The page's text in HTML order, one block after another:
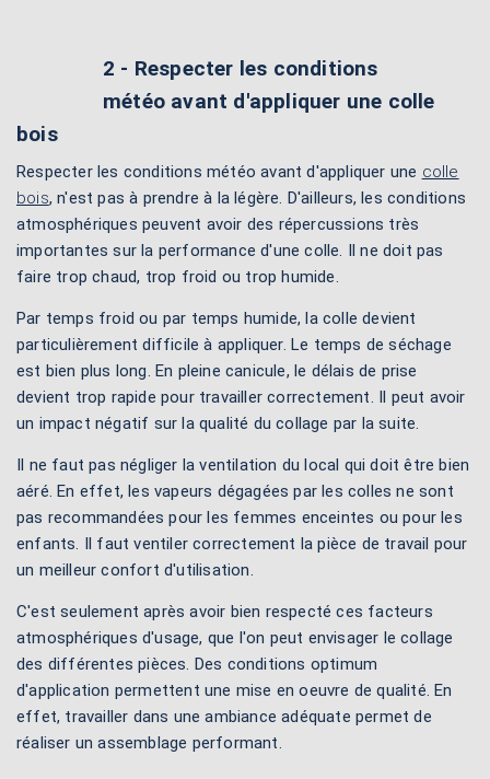
2 - Respecter les conditions
météo avant d'appliquer une colle
bois
Respecter les conditions météo avant d'appliquer une colle
bois, n'est pas à prendre à la légère. D'ailleurs, les conditions
atmosphériques peuvent avoir des répercussions très
importantes sur la performance d'une colle. Il ne doit pas
faire trop chaud, trop froid ou trop humide.
Par temps froid ou par temps humide, la colle devient
particulièrement difficile à appliquer. Le temps de séchage
est bien plus long. En pleine canicule, le délais de prise
devient trop rapide pour travailler correctement. Il peut avoir
un impact négatif sur la qualité du collage par la suite.
Il ne faut pas négliger la ventilation du local qui doit être bien
aéré. En effet, les vapeurs dégagées par les colles ne sont
pas recommandées pour les femmes enceintes ou pour les
enfants. Il faut ventiler correctement la pièce de travail pour
un meilleur confort d'utilisation.
C'est seulement après avoir bien respecté ces facteurs
atmosphériques d'usage, que l'on peut envisager le collage
des différentes pièces. Des conditions optimum
d'application permettent une mise en oeuvre de qualité. En
effet, travailler dans une ambiance adéquate permet de
réaliser un assemblage performant.